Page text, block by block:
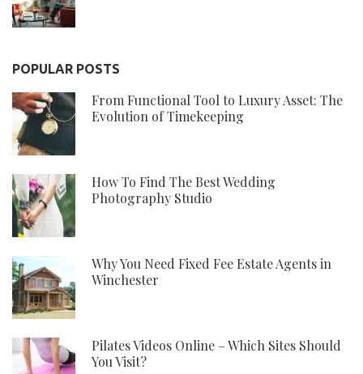
POPULAR POSTS
From Functional Tool to Luxury Asset: The
Evolution of Timekeeping
How To Find The Best Wedding
Photography Studio
Why You Need Fixed Fee Estate Agents in
Winchester
Pilates Videos Online – Which Sites Should
You Visit?